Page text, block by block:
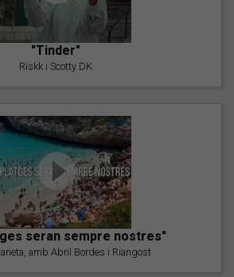
"Tinder"
Riskk i Scotty DK
seran sempre nostres"
amb Abril Bordes i Riangost